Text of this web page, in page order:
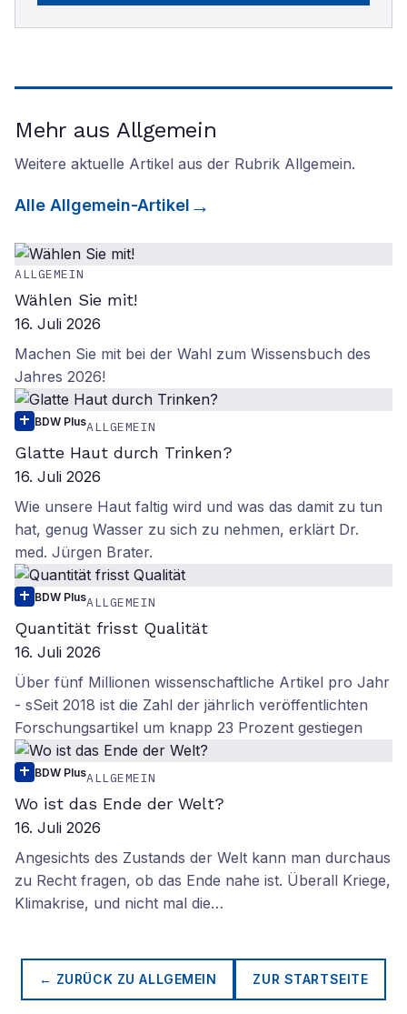
Mehr aus Allgemein
Weitere aktuelle Artikel aus der Rubrik Allgemein.
Alle Allgemein-Artikel
ALLGEMEIN
Wählen Sie mit!
16. Juli 2026
Machen Sie mit bei der Wahl zum Wissensbuch des
Jahres 2026!
BDW PlusALLGEMEIN
Glatte Haut durch Trinken?
16. Juli 2026
Wie unsere Haut faltig wird und was das damit zu tun
hat, genug Wasser zu sich zu nehmen, erklärt Dr.
med. Jürgen Brater.
BDW PlusALLGEMEIN
Quantität frisst Qualität
16. Juli 2026
Über fünf Millionen wissenschaftliche Artikel pro Jahr
- sSeit 2018 ist die Zahl der jährlich veröffentlichten
Forschungsartikel um knapp 23 Prozent gestiegen
BDW PlusALLGEMEIN
Wo ist das Ende der Welt?
16. Juli 2026
Angesichts des Zustands der Welt kann man durchaus
zu Recht fragen, ob das Ende nahe ist. Überall Kriege,
Klimakrise, und nicht mal die…
← ZURÜCK ZUALLGEMEIN ZUR STARTSEITE